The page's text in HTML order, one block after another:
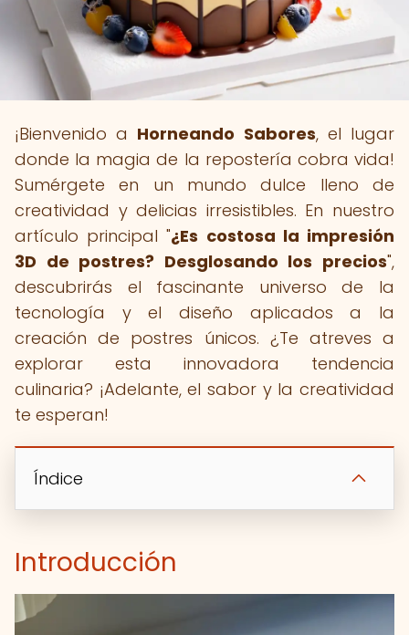
¡Bienvenido a Horneando Sabores, el lugar
donde la magia de la repostería cobra vida!
Sumérgete en un mundo dulce lleno de
creatividad y delicias irresistibles. En nuestro
artículo principal "¿Es costosa la impresión
3D de postres? Desglosando los precios",
descubrirás el fascinante universo de la
tecnología y el diseño aplicados a la
creación de postres únicos. ¿Te atreves a
explorar esta innovadora tendencia
culinaria? ¡Adelante, el sabor y la creatividad
te esperan!
Índice
Introducción